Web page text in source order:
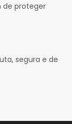
de proteger
segura e de